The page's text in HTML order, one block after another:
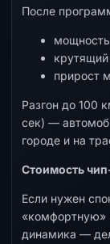
После
прирост
Разгон до 100
сек) —
городе и на
Стоимость
Если нужен
«комфортную»
динамика —